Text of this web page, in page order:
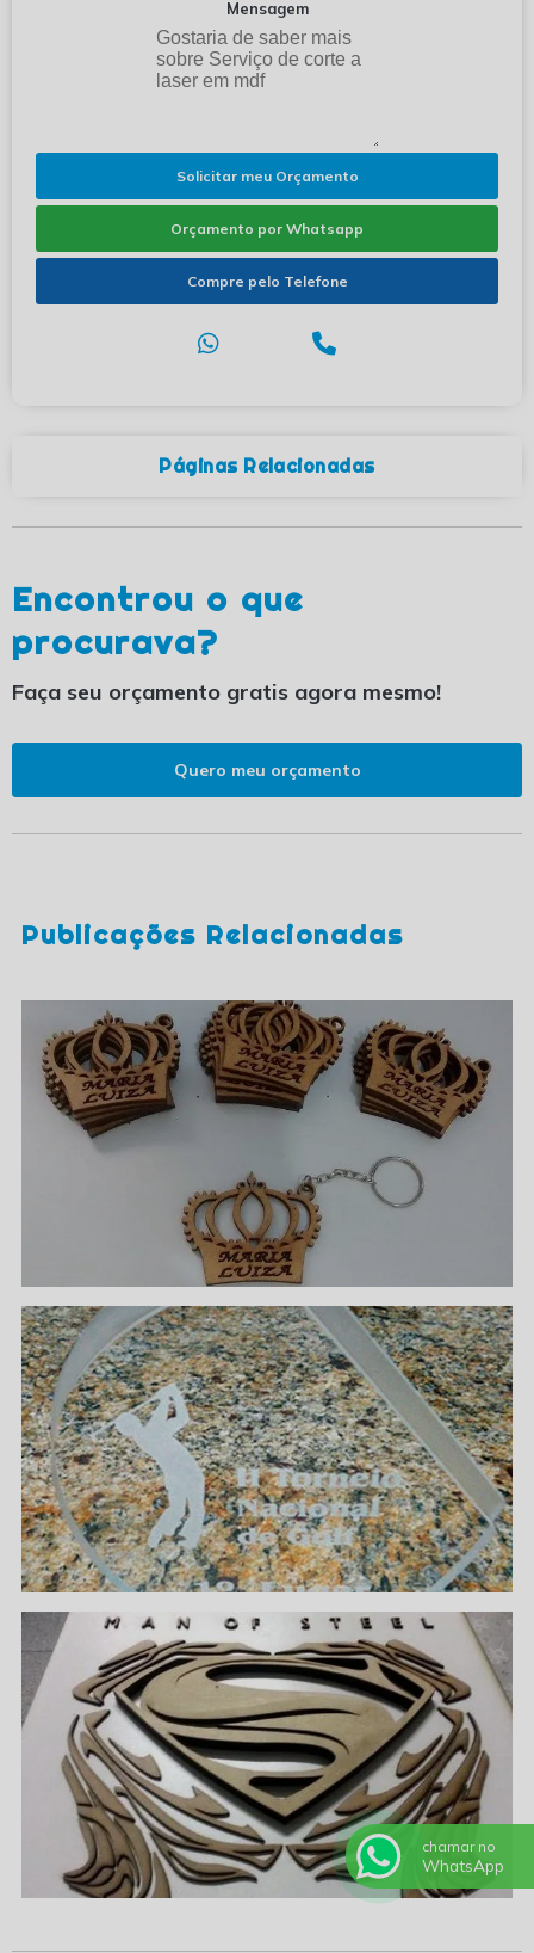
Mensagem
Solicitar meu Orçamento
Orçamento por Whatsapp
Compre pelo Telefone
Páginas Relacionadas
Encontrou o que
procurava?
Faça seu orçamento gratis agora mesmo!
Quero meu orçamento
Publicações Relacionadas
chamar no
WhatsApp